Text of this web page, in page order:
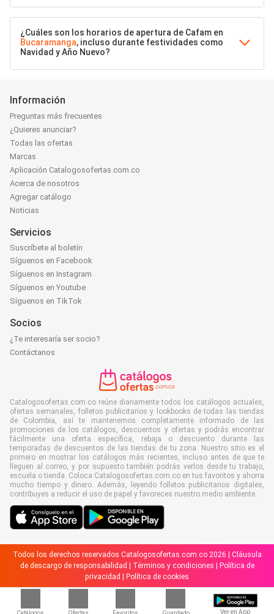
Ver en App
¿Cuáles son los horarios de apertura de Cafam en
Bucaramanga, incluso durante festividades como
Navidad y Año Nuevo?
Información
Preguntas más frecuentes
¿Quieres anunciar?
Todas las ofertas
Marcas
Aplicación Catalogosofertas.com.co
Acerca de nosotros
Agregar catálogo
Noticias
Servicios
Suscríbete al boletín
Síguenos en Facebook
Síguenos en Instagram
Síguenos en Youtube
Síguenos en TikTok
Socios
¿Te interesaría ser socio?
Contáctanos
Catalogosofertas.com.co reúne diariamente todos los catálogos actuales,
ofertas semanales, folletos publicitarios y lookbooks de todas las tiendas
de Colombia, así te mantenemos completamente informado de las
promociones de los catálogos, descuentos y ofertas y podrás encontrar
fácilmente una oferta específica, rebaja o descuento durante las
temporadas de descuentos de las tiendas de tu zona. Nuestro sitio es el
primero en mostrar los catálogos más recientes, incluso antes de que te
lleguen al correo, y por supuesto también podrás verlos desde tu trabajo,
escuela o tienda. Coloca Catalogosofertas.com.co en tus favoritos y ahorra
mucho tiempo y dinero. Además, leyendo folletos publicitarios digitales,
contribuyes a reducir el uso de papel y favoreces nuestro medio ambiente.
Todos los derechos reservados Catalogosofertas.com.co 2026 | Cláusula
de descargo de responsabilidad
Términos y condiciones
Política de
privacidad
Política de cookies